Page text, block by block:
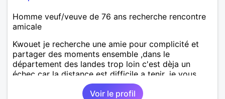
Homme veuf/veuve de 76 ans recherche rencontre
amicale
Kwouet je recherche une amie pour complicité et
partager des moments ensemble ,dans le
département des landes trop loin c'est dèja un
échec car la distance est difficile a tenir ,je vous
remercie par avance bonne journée ,
Voir le profil